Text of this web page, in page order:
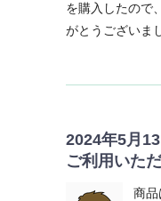
を購入したので
がとうございま
2024年5月
ご利用いた
商品